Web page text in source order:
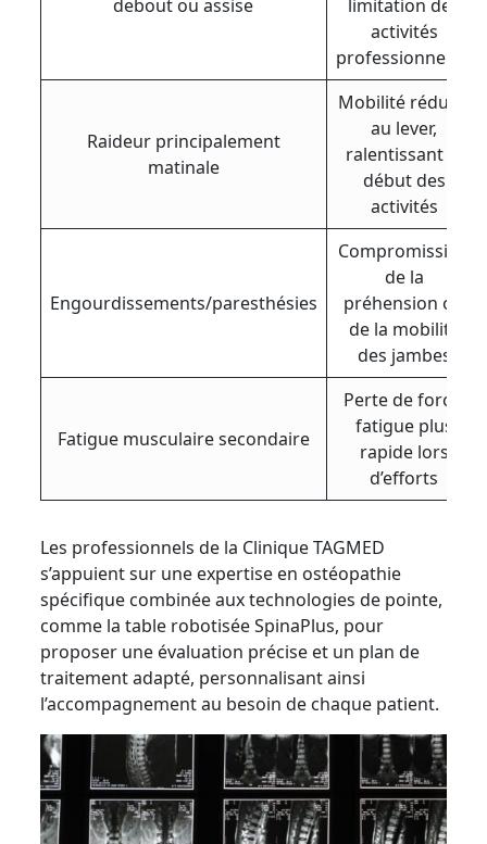
debout ou assise
limitation des
activités
professionnelles
Raideur principalement
matinale
Mobilité réduite
au lever,
ralentissant le
début des
activités
Engourdissements/paresthésies
Compromission
de la
préhension ou
de la mobilité
des jambes
Fatigue musculaire secondaire
Perte de force,
fatigue plus
rapide lors
d’efforts
Les professionnels de la Clinique TAGMED
s’appuient sur une expertise en ostéopathie
spécifique combinée aux technologies de pointe,
comme la table robotisée SpinaPlus, pour
proposer une évaluation précise et un plan de
traitement adapté, personnalisant ainsi
l’accompagnement au besoin de chaque patient.